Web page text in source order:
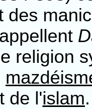
des
religion
de l'islam.